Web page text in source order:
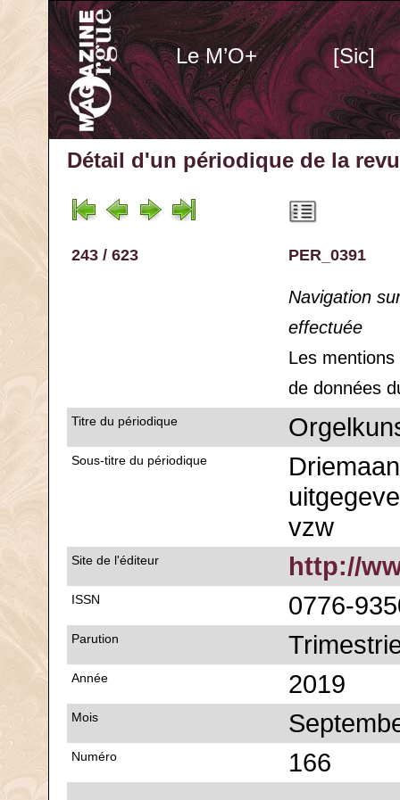
Le M’O+ [Sic]
Détail d'un périodique de la
243 / 623 PER_0391
Navigation
effectuée
Les mentions
de données
Titre du périodique
Sous-titre du périodique
vzw
Site de l'éditeur http://
ISSN 0776-
Parution
Année 2019
Mois
Numéro 166